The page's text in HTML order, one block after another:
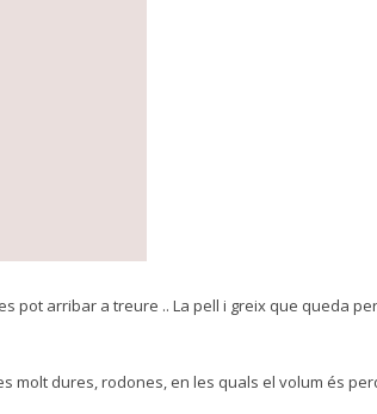
pot arribar a treure .. La pell i greix que queda
molt dures, rodones, en les quals el volum és